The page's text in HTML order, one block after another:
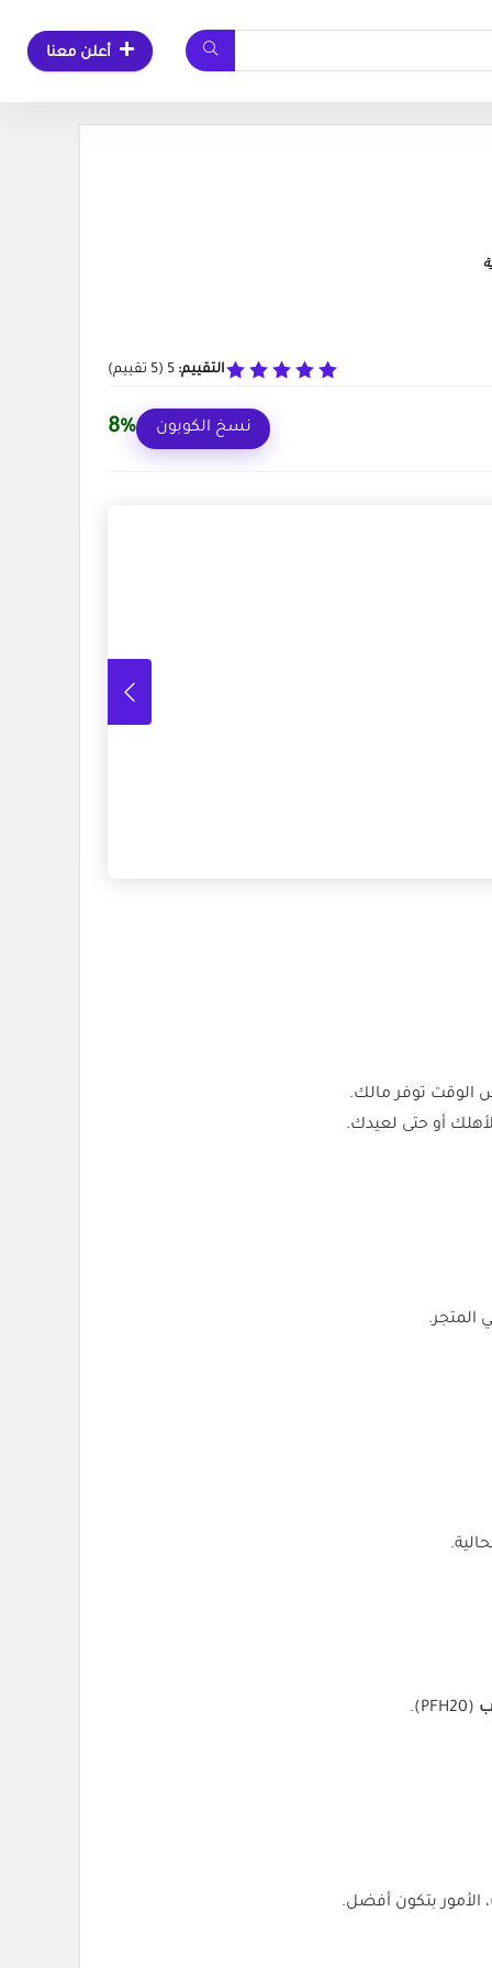
أعلن معنا
التقييم: 5
(
5 تقييم)
8% نسخ الكوبون
الوقت توفر مالك.
المتجر.
(PFH20).